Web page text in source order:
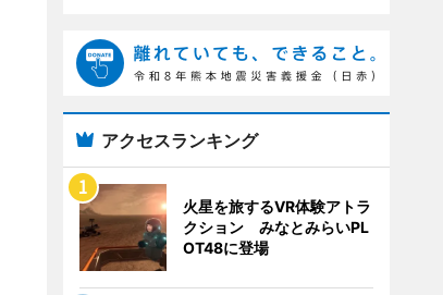
アクセスランキング
火星を旅するVR体験アトラ
クション みなとみらいPL
OT48に登場